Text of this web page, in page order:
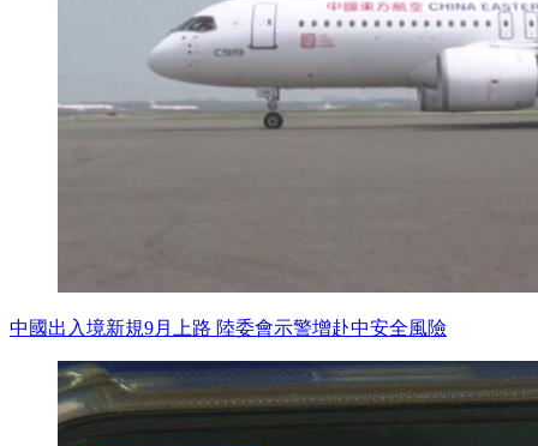
中國出入境新規9月上路 陸委會示警增赴中安全風險